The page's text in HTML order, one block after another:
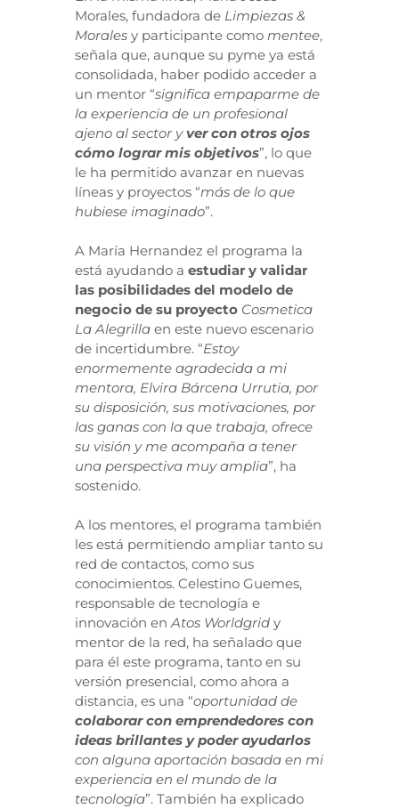
Morales, fundadora de Limpiezas &
Morales y participante como mentee,
señala que, aunque su pyme ya está
consolidada, haber podido acceder a
un mentor “significa empaparme de
la experiencia de un profesional
ajeno al sector yver con otros ojos
cómo lograr mis objetivos”, lo que
le ha permitido avanzar en nuevas
líneas y proyectos “más de lo que
hubiese imaginado”.
A María Hernandez el programa la
está ayudando a estudiar y validar
las posibilidades del modelo de
negocio de su proyecto Cosmetica
La Alegrilla en este nuevo escenario
de incertidumbre. “Estoy
enormemente agradecida a mi
mentora, Elvira Bárcena Urrutia, por
su disposición, sus motivaciones, por
las ganas con la que trabaja, ofrece
su visión y me acompaña a tener
una perspectiva muy amplia”, ha
sostenido.
A los mentores, el programa también
les está permitiendo ampliar tanto su
red de contactos, como sus
conocimientos. Celestino Guemes,
responsable de tecnología e
innovación enAtos Worldgrid y
mentor de la red, ha señalado que
para él este programa, tanto en su
versión presencial, como ahora a
distancia, es una “oportunidad de
colaborar con emprendedores con
ideas brillantes y poder ayudarlos
con alguna aportación basada en mi
experiencia en el mundo de la
tecnología”. También ha explicado